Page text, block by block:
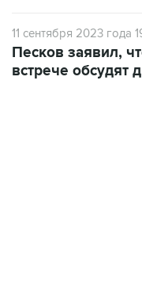
11 сентября 2023 года
Песков заявил,
встрече обсудят